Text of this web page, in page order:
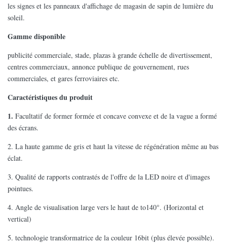
les signes et les panneaux d'affichage de magasin de sapin de lumière du
soleil.
Gamme disponible
publicité commerciale, stade, plazas à grande échelle de divertissement,
centres commerciaux, annonce publique de gouvernement, rues
commerciales, et gares ferroviaires etc.
Caractéristiques du produit
1. Facultatif de former formée et concave convexe et de la vague a formé
des écrans.
2. La haute gamme de gris et haut la vitesse de régénération même au bas
éclat.
3. Qualité de rapports contrastés de l'offre de la LED noire et d'images
pointues.
4. Angle de visualisation large vers le haut de to140°. (Horizontal et
vertical)
5. technologie transformatrice de la couleur 16bit (plus élevée possible).